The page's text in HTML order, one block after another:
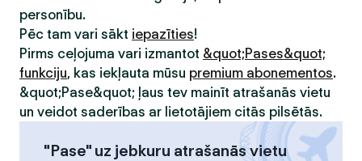
personību.
Pēc tam vari sākt iepazīties!
Pirms ceļojuma vari izmantot &quot;Pases&quot;
funkciju, kas iekļauta mūsu premium abonementos.
&quot;Pase&quot; ļaus tev mainīt atrašanās vietu
un veidot saderības ar lietotājiem citās pilsētās.
"Pase" uz jebkuru atrašanās vietu